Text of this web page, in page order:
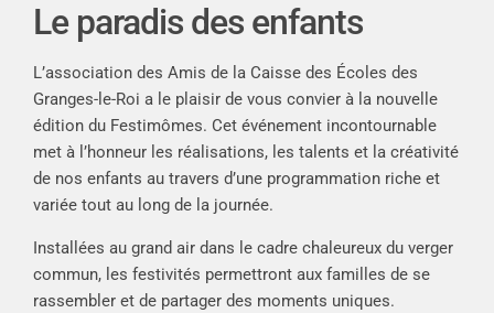
Le paradis des enfants
L’association des Amis de la Caisse des Écoles des
Granges-le-Roi a le plaisir de vous convier à la nouvelle
édition du Festimômes. Cet événement incontournable
met à l’honneur les réalisations, les talents et la créativité
de nos enfants au travers d’une programmation riche et
variée tout au long de la journée.
Installées au grand air dans le cadre chaleureux du verger
commun, les festivités permettront aux familles de se
rassembler et de partager des moments uniques.